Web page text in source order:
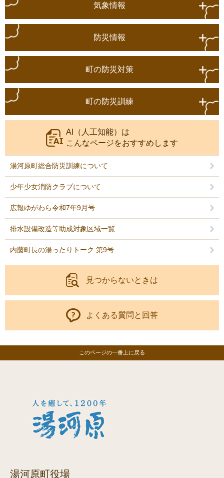
気象情報
防災情報
町の防災対策
町の防災訓練
AI（人工知能）は
こんなページをおすすめします
湯河原町総合防災訓練について
少年少女消防クラブについて
広報ゆがわら令和7年9月号
排水設備改造等助成対象区域一覧
内藤町長の湯ったりトーク 第9号
見つからないときは
よくある質問と回答
このページの一番上に戻る
湯河原町役場